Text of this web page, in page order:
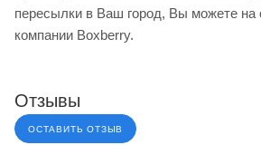
пересылки в Ваш город, Вы можете на
компании Boxberry.
Отзывы
ОСТАВИТЬ ОТЗЫВ